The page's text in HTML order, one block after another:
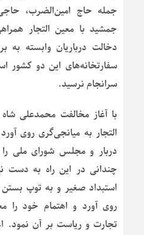
جمله حاج امین‌الضرب،
جمشید با معین التجار
دخالت درباریان وابسته به
سفارتخانه‌های این دو کشور
سرانجام نرسید.
با آغاز مخالفت محمدعلی
التجار به میانجی‌گری روی
دربار و مجلس شورای ملی
چندانی در این راه به دست
استبداد صغیر و به توپ
روی آورد و اهتمام خود را
تجارت و ریاست بر آن نمود.